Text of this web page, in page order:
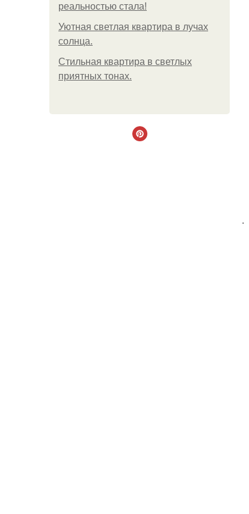
реальностью стала!
Уютная светлая квартира в лучах
солнца.
Стильная квартира в светлых
приятных тонах.
.